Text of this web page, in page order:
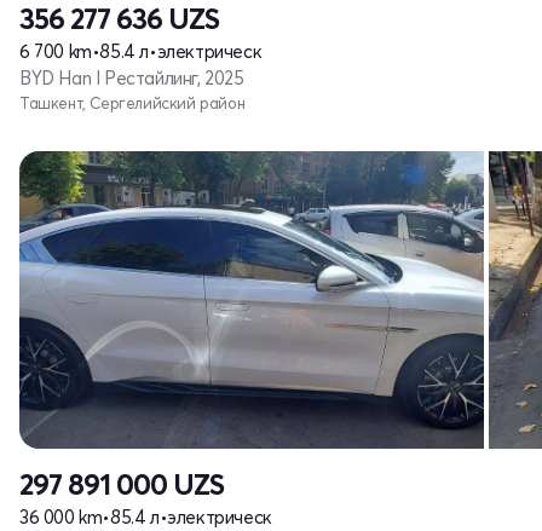
356 277 636 UZS
6 700 km•85.4 л•электрическ
BYD Han I Рестайлинг, 2025
Ташкент, Сергелийский район
297 891 000 UZS
36 000 km•85.4 л•электрическ